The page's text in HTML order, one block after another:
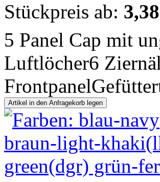
Stückpreis ab: 3,38
5 Panel Cap mit
Luftlöcher6